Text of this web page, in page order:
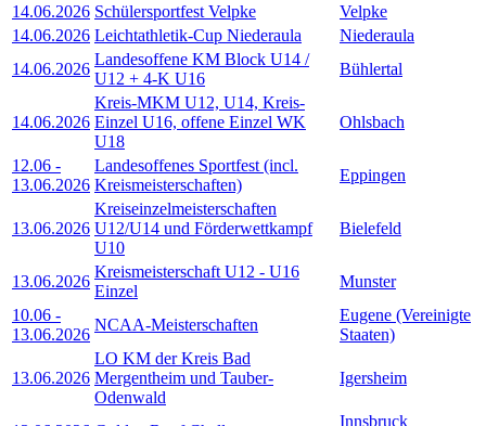
14.06.2026 Schülersportfest Velpke
Velpke
14.06.2026 Leichtathletik-Cup Niederaula
Niederaula
14.06.2026
Landesoffene KM Block U14 /
U12 + 4-K U16
Bühlertal
14.06.2026
Kreis-MKM U12, U14, Kreis-
Einzel U16, offene Einzel WK
U18
Ohlsbach
12.06 -
13.06.2026
Landesoffenes Sportfest (incl.
Kreismeisterschaften)
Eppingen
13.06.2026
Kreiseinzelmeisterschaften
U12/U14 und Förderwettkampf
U10
Bielefeld
13.06.2026
Kreismeisterschaft U12 - U16
Einzel
Munster
10.06 -
13.06.2026
NCAA-Meisterschaften
Eugene (Vereinigte
Staaten)
13.06.2026
LO KM der Kreis Bad
Mergentheim und Tauber-
Odenwald
Igersheim
Innsbruck